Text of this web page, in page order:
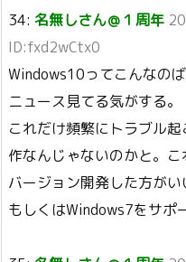
34: 名無しさん＠１周年
ID:fxd2wCtx0
Windows10ってこんなの
ニュース見てる気がする。
これだけ頻繁にトラブル
作なんじゃないのかと。
バージョン開発した方が
もしくはWindows7をサポ